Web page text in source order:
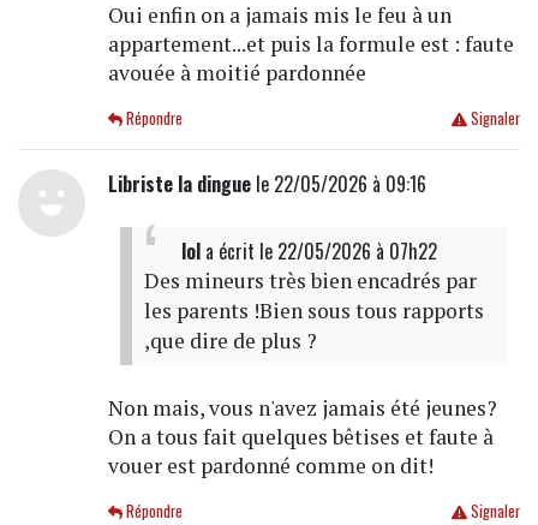
Oui enfin on a jamais mis le feu à un
appartement...et puis la formule est : faute
avouée à moitié pardonnée
Signaler
Répondre
Libriste la dinguele 22/05/2026 à 09:16
lola écrit le 22/05/2026 à 07h22
Des mineurs très bien encadrés par
les parents !Bien sous tous rapports
,que dire de plus ?
Non mais, vous n'avez jamais été jeunes?
On a tous fait quelques bêtises et faute à
vouer est pardonné comme on dit!
Signaler
Répondre